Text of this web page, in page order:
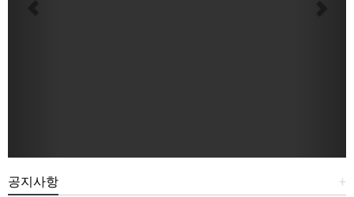
+
공지사항